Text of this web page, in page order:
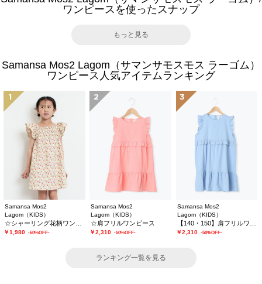
ワンピースを使ったスナップ
もっと見る
Samansa Mos2 Lagom（サマンサモスモス ラーゴム）
ワンピース人気アイテムランキング
1
Samansa Mos2
Lagom（KIDS）
￥1,980 -60%OFF-
2
Samansa Mos2
Lagom（KIDS）
☆肩フリルワンピース
￥2,310 -50%OFF-
3
Samansa Mos2
Lagom（KIDS）
￥2,310 -50%OFF-
ランキング一覧を見る